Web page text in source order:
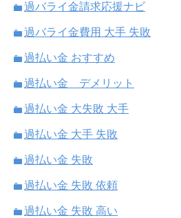
過バライ金請求応援ナビ
過バライ金費用 大手 失敗
過払い金 おすすめ
過払い金 デメリット
過払い金 大失敗 大手
過払い金 大手 失敗
過払い金 失敗
過払い金 失敗 依頼
過払い金 失敗 高い